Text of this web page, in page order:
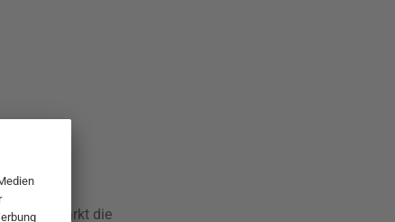
verstärkt die